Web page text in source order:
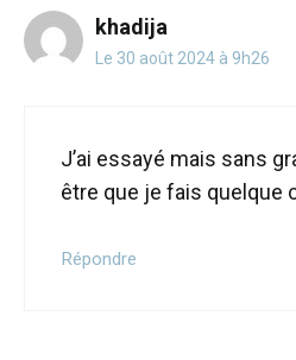
khadija
Le 30 août 2024 à 9h26
J’ai essayé mais sans
être que je fais quelque
Répondre